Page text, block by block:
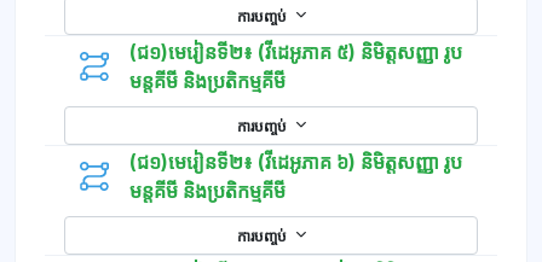
ការបញ្ចប់
(ជ១)មេរៀនទី២៖ (វីដេអូភាគ ៥) និមិត្តសញ្ញា រូប
មន្តគីមី និងប្រតិកម្មគីមី
ការបញ្ចប់
(ជ១)មេរៀនទី២៖ (វីដេអូភាគ ៦) និមិត្តសញ្ញា រូប
មន្តគីមី និងប្រតិកម្មគីមី
ការបញ្ចប់